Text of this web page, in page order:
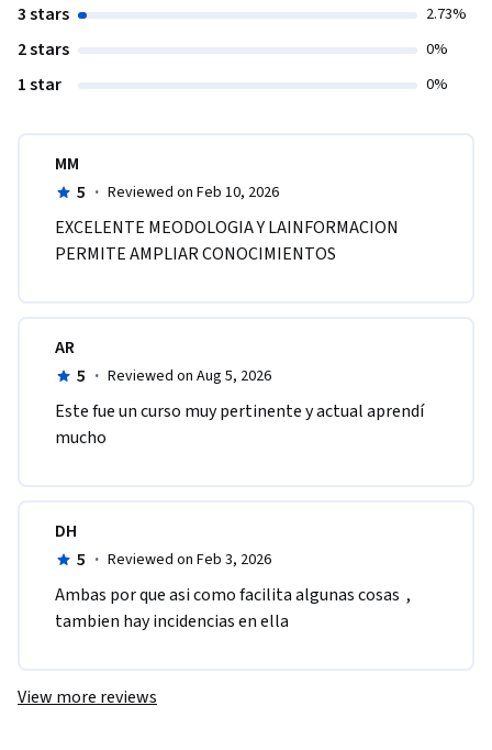
3 stars 2.73%
2 stars 0%
1 star 0%
MM
5 · Reviewed on Feb 10, 2026
EXCELENTE MEODOLOGIA Y LAINFORMACION
PERMITE AMPLIAR CONOCIMIENTOS
AR
5 · Reviewed on Aug 5, 2026
Este fue un curso muy pertinente y actual aprendí
mucho
DH
5 · Reviewed on Feb 3, 2026
Ambas por que asi como facilita algunas cosas  ,
tambien hay incidencias en ella
View more reviews